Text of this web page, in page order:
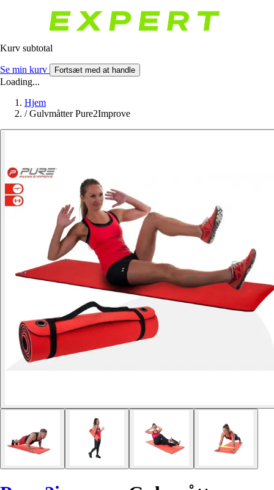
Kurv subtotal
Se min kurv Fortsæt med at handle
Loading...
Hjem
/ Gulvmåtter Pure2Improve